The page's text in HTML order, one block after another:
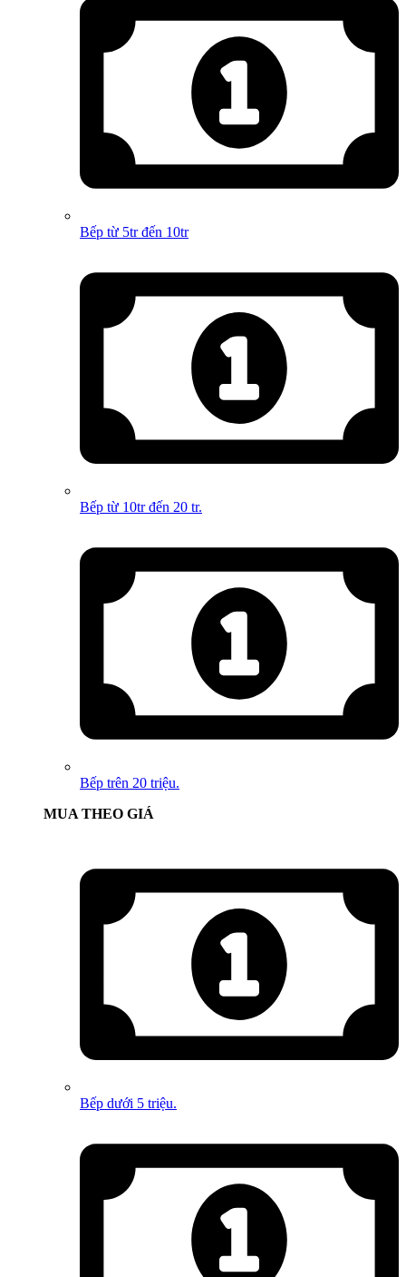
Bếp từ 5tr đến 10tr
Bếp từ 10tr đến 20 tr.
Bếp trên 20 triệu.
MUA THEO GIÁ
Bếp dưới 5 triệu.